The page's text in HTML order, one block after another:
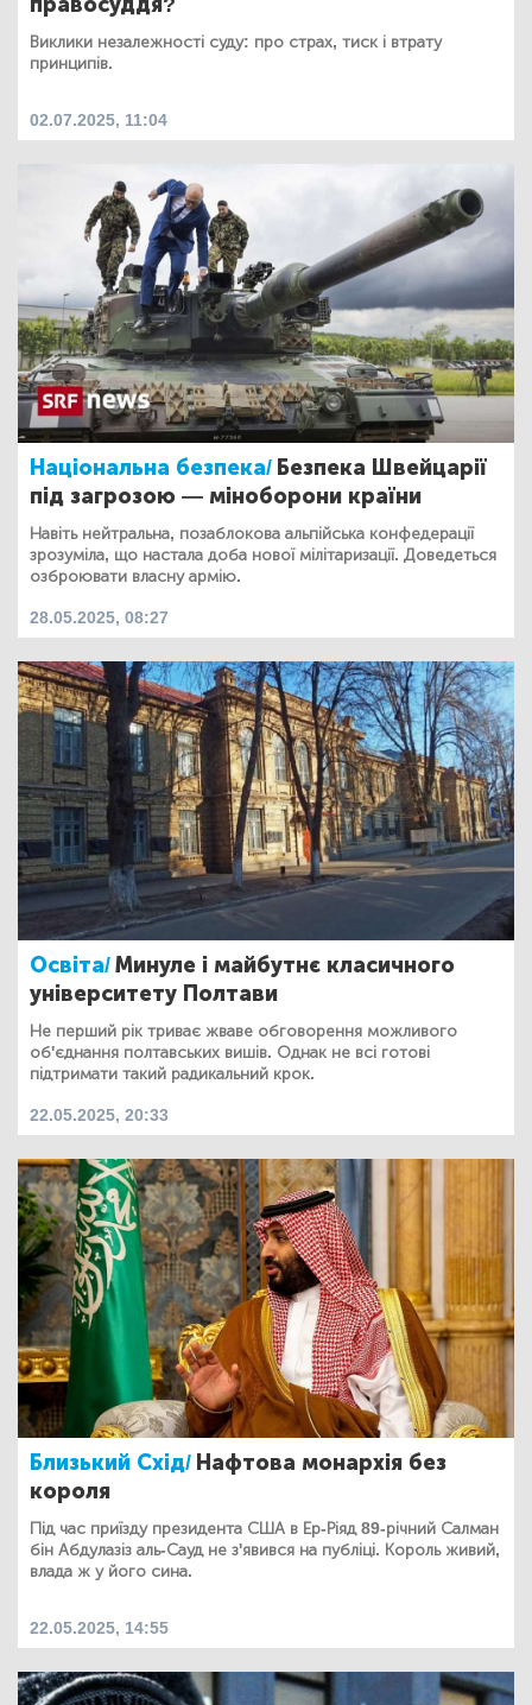
Виклики незалежності суду: про страх, тиск і втрату
принципів.
02.07.2025, 11:04
Національна безпека/ Безпека Швейцарії
під загрозою — міноборони країни
Навіть нейтральна, позаблокова альпійська конфедерації
зрозуміла, що настала доба нової мілітаризації. Доведеться
озброювати власну армію.
28.05.2025, 08:27
Освіта/Минуле і майбутнє класичного
університету Полтави
Не перший рік триває жваве обговорення можливого
об'єднання полтавських вишів. Однак не всі готові
підтримати такий радикальний крок.
22.05.2025, 20:33
Близький Схід/ Нафтова монархія без
короля
Під час приїзду президента США в Ер-Ріяд 89-річний Салман
бін Абдулазіз аль-Сауд не з'явився на публіці. Король живий,
влада ж у його сина.
22.05.2025, 14:55